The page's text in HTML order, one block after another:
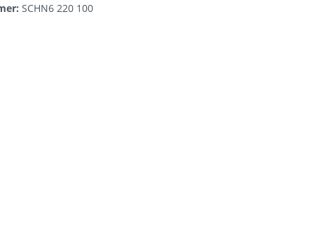
SCHN6 220 100